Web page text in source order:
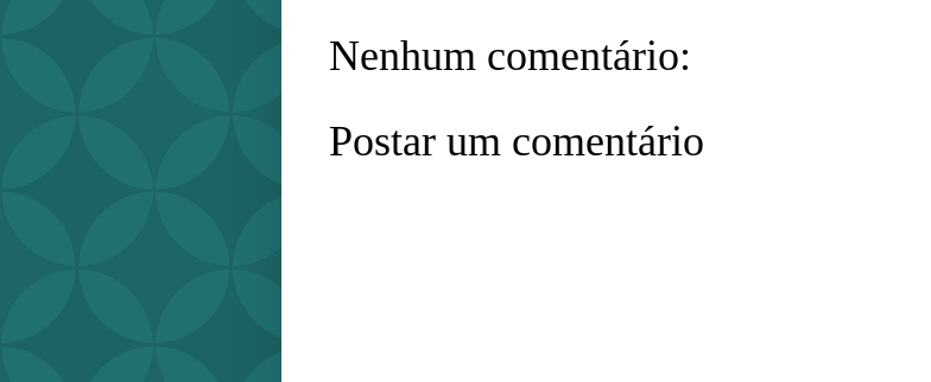
Nenhum comentário:
Postar um comentário